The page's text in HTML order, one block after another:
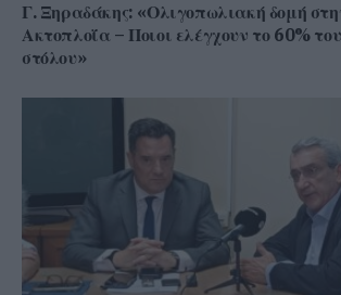
Γ. Ξηραδάκης: «Ολιγοπωλιακή δομή
Ακτοπλοΐα – Ποιοι ελέγχουν το 60%
στόλου»